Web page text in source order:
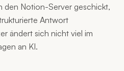
den Notion-Server geschickt,
Antwort
ändert sich nicht viel im
an KI.